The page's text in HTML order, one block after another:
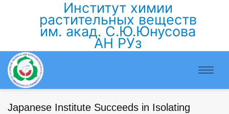
Институт химии
растительных веществ
им. акад. С.Ю.Юнусова
АН РУз
Japanese Institute Succeeds in Isolating